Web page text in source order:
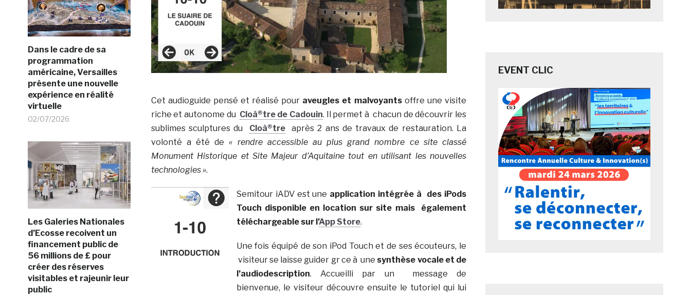
Dans le cadre de sa
programmation
américaine, Versailles
présente une nouvelle
expérience en réalité
virtuelle
02/07/2026
Les Galeries Nationales
d’Ecosse recoivent un
financement public de
56 millions de £ pour
créer des réserves
visitables et rajeunir leur
public
Cet audioguide pensé et réalisé pour aveugles et malvoyantsoffre une visite
riche et autonome du Cloà®tre de Cadouin. Il permet à chacun de découvrir les
sublimes sculptures du Cloà®treaprès 2 ans de travaux de restauration. La
volonté a été de« rendre accessible au plus grand nombre ce site classé
Monument Historique et Site Majeur d’Aquitaine tout en utilisant les nouvelles
technologies ».
Semitour iADV est une application intégrée à des iPods
Touch disponible en location sur site mais également
téléchargeable sur l’App Store.
Une fois équipé de son iPod Touch et de ses écouteurs, le
visiteur se laisse guider gr ce à une synthèse vocale et de
l’audiodescription. Accueilli par un message de
bienvenue, le visiteur découvre ensuite le tutoriel qui lui
EVENT CLIC